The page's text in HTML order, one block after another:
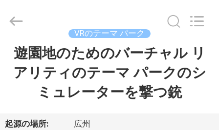
2016
Co.,Ltd.
Rights
VRのテーマ パーク
遊園地のためのバーチャル リ
アリティのテーマ パークのシ
ミュレーターを撃つ銃
起源の場所: 広州